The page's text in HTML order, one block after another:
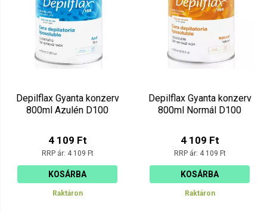
Depilflax Gyanta konzerv
800ml Azulén D100
4 109 Ft
RRP ár: 4 109 Ft
KOSÁRBA
Raktáron
Depilflax Gyanta konzerv
800ml Normál D100
4 109 Ft
RRP ár: 4 109 Ft
KOSÁRBA
Raktáron